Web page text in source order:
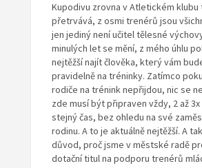
Kupodivu zrovna v Atletickém
přetrvává, z osmi trenérů jsou
jen jediný není učitel tělesné
minulých let se mění, z mého úhlu
nejtěžší najít člověka, který vám
pravidelně na tréninky. Zatímco
rodiče na trénink nepřijdou, nic se
zde musí být připraven vždy, 2 až
stejný čas, bez ohledu na své
rodinu. A to je aktuálně nejtěžší. A
důvod, proč jsme v městské radě
dotační titul na podporu trenérů